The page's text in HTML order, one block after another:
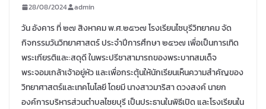
28/08/2024 admin
วัน อังคาร ที่ ๒๗ สิงหาคม พ.ศ.๒๕๖๗ โรงเรียนไซบุรีวิทยาคม จัด
กิจกรรมวันวิทยาศาสตร์ ประจำปีการศึกษา ๒๕๖๗ เพื่อเป็นการเทิด
พระเกียรติและ:สดุดี ในพระปรีชาสามารถของพระบาทสมเด็จ
พระจอมเกล้าเจ้าอยู่หัว และเพื่อกระตุ้นให้นักเรียนเห็นความสำคัญของ
วิทยาศาสตร์และเทคโนโลยี โดยมี นางสาวมาริสา ดวงสงค์ นายก
องค์การบริหารส่วนตำบลไซยบุรี เป็นประธานในพิธีเปิด และโรงเรียนใน